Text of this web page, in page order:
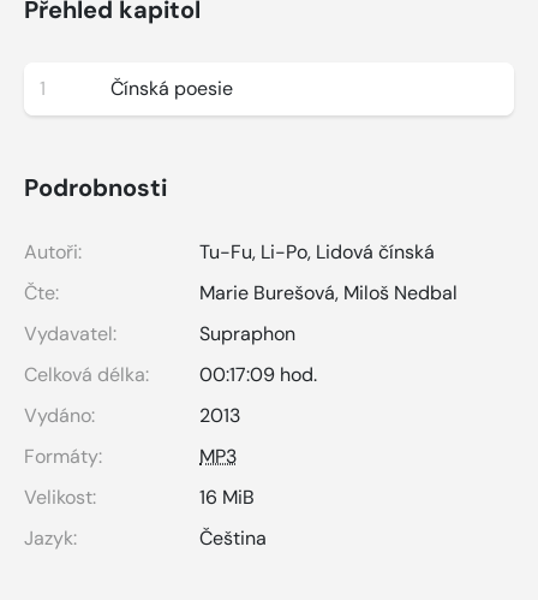
Přehled kapitol
1 Čínská poesie
Podrobnosti
Autoři: Tu-Fu, Li-Po, Lidová čínská
Čte:
Marie Burešová, Miloš Nedbal
Vydavatel:
Supraphon
Celková délka:
00:17:09 hod.
Vydáno:
2013
Formáty:
MP3
Velikost:
16 MiB
Jazyk:
Čeština